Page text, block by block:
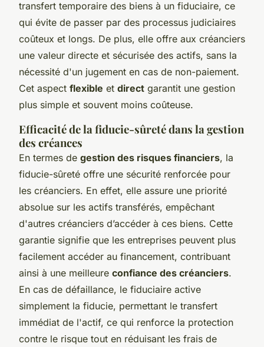
transfert temporaire des biens à un fiduciaire, ce
qui évite de passer par des processus judiciaires
coûteux et longs. De plus, elle offre aux créanciers
une valeur directe et sécurisée des actifs, sans la
nécessité d'un jugement en cas de non-paiement.
Cet aspect flexible et direct garantit une gestion
plus simple et souvent moins coûteuse.
Efficacité de la fiducie-sûreté dans la gestion
des créances
En termes de gestion des risques financiers, la
fiducie-sûreté offre une sécurité renforcée pour
les créanciers. En effet, elle assure une priorité
absolue sur les actifs transférés, empêchant
d'autres créanciers d’accéder à ces biens. Cette
garantie signifie que les entreprises peuvent plus
facilement accéder au financement, contribuant
ainsi à une meilleure confiance des créanciers.
En cas de défaillance, le fiduciaire active
simplement la fiducie, permettant le transfert
immédiat de l'actif, ce qui renforce la protection
contre le risque tout en réduisant les frais de